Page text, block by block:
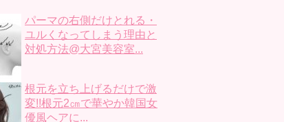
パーマの右側だけとれる・
ユルくなってしまう理由と
対処方法@大宮美容室...
根元を立ち上げるだけで激
変!!根元2㎝で華やか韓国女
優風ヘアに...